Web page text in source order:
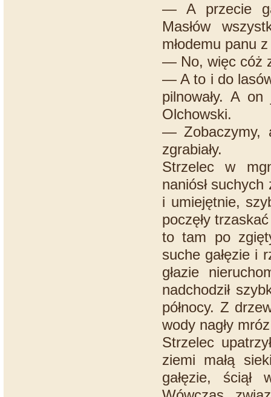
— A przecie
Masłów
młodemu panu
— No, więc cóż
— A to i do
pilnowały. A
Olchowski.
— Zobaczymy,
zgrabiały.
Strzelec w
naniósł suchych
i umiejętnie,
poczęły
to tam po
suche gałęzie i
głazie
nadchodził
północy. Z
wody nagły
Strzelec
ziemi małą
gałęzie, ściął